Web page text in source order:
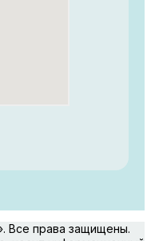
права защищены.